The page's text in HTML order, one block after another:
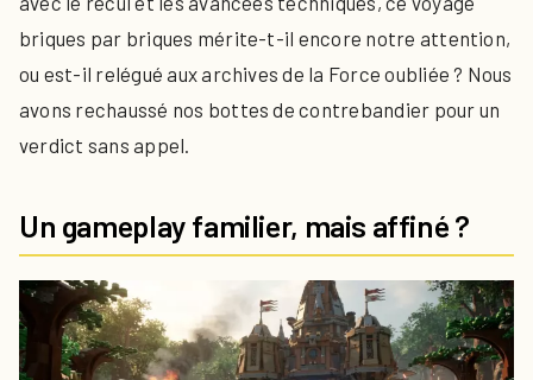
briques par briques mérite-t-il encore notre attention,
ou est-il relégué aux archives de la Force oubliée ? Nous
avons rechaussé nos bottes de contrebandier pour un
verdict sans appel.
Un gameplay familier, mais affiné ?